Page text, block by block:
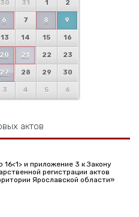
30 31 1 2
6 7 8 9
13 14 15 16
20 21 22 23
27 28 29 30
3 4 5 6
актов
и приложение 3 к Закону
регистрации актов
Ярославской области»